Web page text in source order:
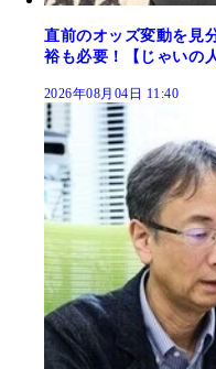
直前のオッズ変動を見
裕も必要！【じゃいの
2026年08月04日 11:40